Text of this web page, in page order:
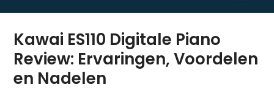
Kawai ES110 Digitale Piano
Review: Ervaringen, Voordelen
en Nadelen